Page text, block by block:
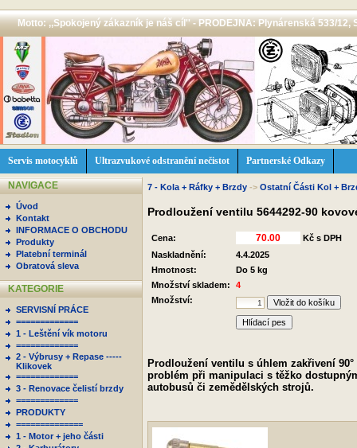
Motto: ,,Spokojený zákazník je náš cíl'' - PRODEJNA: Plynárenská 533/12,
Servis motocyklů Ultrazvukové odstranění nečistot Partnerské Odkazy
NAVIGACE
Úvod
Kontakt
INFORMACE O OBCHODU
Produkty
Platební terminál
Obratová sleva
KATEGORIE
SERVISNÍ PRÁCE
=============
1 - Leštění vík motoru
=============
2 - Výbrusy + Repase -----
Klikovek
=============
3 - Renovace čelistí brzdy
=============
PRODUKTY
==============
1 - Motor + jeho části
7 - Kola + Ráfky + Brzdy -> Ostatní Části Kol +
Prodloužení ventilu 5644292-90
Cena:
Kč s DPH
Naskladnění:
4.4.2025
Hmotnost:
Do 5 kg
Množství skladem:
4
Množství:
Hlídací pes
Prodloužení ventilu s úhlem zakřivení
problém při manipulaci s těžko
autobusů či zemědělských strojů.